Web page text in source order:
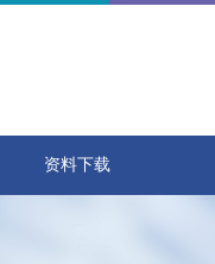
资料下载